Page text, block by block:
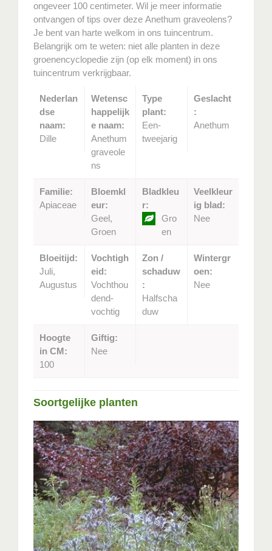
ongeveer 100 centimeter. Wil je meer informatie
ontvangen of tips over deze Anethum graveolens?
Je bent van harte welkom in ons tuincentrum.
Belangrijk om te weten: niet alle planten in deze
groenencyclopedie zijn (op elk moment) in ons
tuincentrum verkrijgbaar.
Nederlan
dse
naam:
Dille
Wetensc
happelijk
e naam:
Anethum
graveole
ns
Type
plant:
Een-
tweejarig
Geslacht
:
Anethum
Familie:
Apiaceae
Bloemkl
eur:
Geel,
Groen
Bladkleu
r:
Gro
en
Veelkleur
ig blad:
Nee
Bloeitijd:
Juli,
Augustus
Vochtigh
eid:
Vochthou
dend-
vochtig
Zon /
schaduw
:
Halfscha
duw
Wintergr
oen:
Nee
Hoogte
in CM:
100
Giftig:
Nee
Soortgelijke planten